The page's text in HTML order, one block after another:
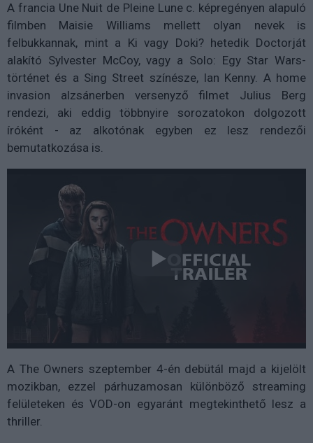
A francia Une Nuit de Pleine Lune c. képregényen alapuló
filmben Maisie Williams mellett olyan nevek is
felbukkannak, mint a Ki vagy Doki? hetedik Doctorját
alakító Sylvester McCoy, vagy a Solo: Egy Star Wars-
történet és a Sing Street színésze, Ian Kenny. A home
invasion alzsánerben versenyző filmet Julius Berg
rendezi, aki eddig többnyire sorozatokon dolgozott
íróként - az alkotónak egyben ez lesz rendezői
bemutatkozása is.
A The Owners szeptember 4-én debütál majd a kijelölt
mozikban, ezzel párhuzamosan különböző streaming
felületeken és VOD-on egyaránt megtekinthető lesz a
thriller.